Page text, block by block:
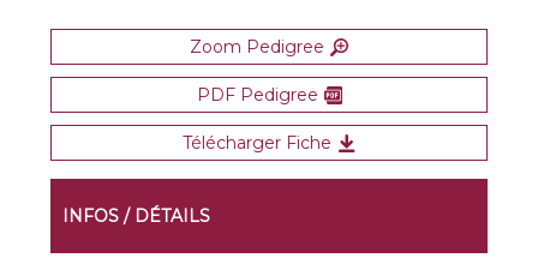
Zoom Pedigree
PDF Pedigree
Télécharger Fiche
INFOS / DÉTAILS